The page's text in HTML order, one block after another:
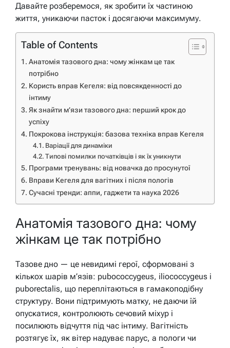
Давайте розберемося, як зробити їх частиною
життя, уникаючи пасток і досягаючи максимуму.
Table of Contents
Анатомія тазового дна: чому жінкам це так
потрібно
Користь вправ Кегеля: від повсякденності до
інтиму
Як знайти м’язи тазового дна: перший крок до
успіху
Покрокова інструкція: базова техніка вправ Кегеля
Варіації для динаміки
Типові помилки початківців і як їх уникнути
Програми тренувань: від новачка до просунутої
Вправи Кегеля для вагітних і після пологів
Сучасні тренди: аппи, гаджети та наука 2026
Анатомія тазового дна: чому
жінкам це так потрібно
Тазове дно — це невидимі герої, сформовані з
кількох шарів м’язів: pubococcygeus, iliococcygeus і
puborectalis, що переплітаються в гамакоподібну
структуру. Вони підтримують матку, не даючи їй
опускатися, контролюють сечовий міхур і
посилюють відчуття під час інтиму. Вагітність
розтягує їх, як вітер надуває парус, а пологи чи